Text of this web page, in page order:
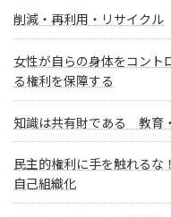
削減・再利用・リサイクル
女性が自らの身体をコント
る権利を保障する
知識は共有財である 教育
民主的権利に手を触れる
自己組織化